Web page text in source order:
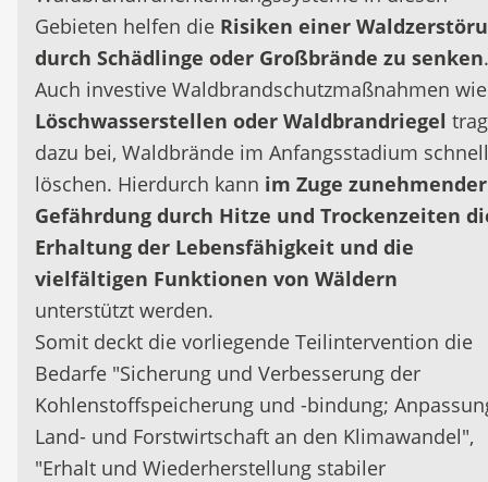
Gebieten helfen die Risiken einer
durch Schädlinge oder Großbrände zu senken.
Auch investive Waldbrandschutzmaßnahmen wie
Löschwasserstellen oder Waldbrandriegel
dazu bei, Waldbrände im Anfangsstadium
löschen. Hierdurch kann im Zuge zunehmender
Gefährdung durch Hitze und Trockenzeiten
Erhaltung der Lebensfähigkeit und die
vielfältigen Funktionen von Wäldern
unterstützt werden.
Somit deckt die vorliegende Teilintervention die
Bedarfe "Sicherung und Verbesserung der
Kohlenstoffspeicherung und -bindung;
Land- und Forstwirtschaft an den Klimawandel",
"Erhalt und Wiederherstellung stabiler